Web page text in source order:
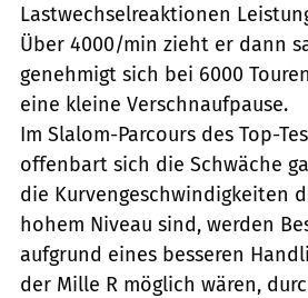
Lastwechselreaktionen
Über 4000/min zieht er dann
genehmigt sich bei 6000
eine kleine Verschnaufpause.
Im Slalom-Parcours des Top-
offenbart sich die Schwäche
die Kurvengeschwindigkeiten
hohem Niveau sind, werden
aufgrund eines besseren
der Mille R möglich wären,